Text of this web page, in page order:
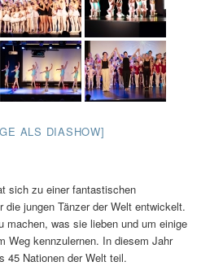
ALS DIASHOW]
sich zu einer fantastischen
die jungen Tänzer der Welt entwickelt.
machen, was sie lieben und um einige
Weg kennzulernen. In diesem Jahr
45 Nationen der Welt teil.